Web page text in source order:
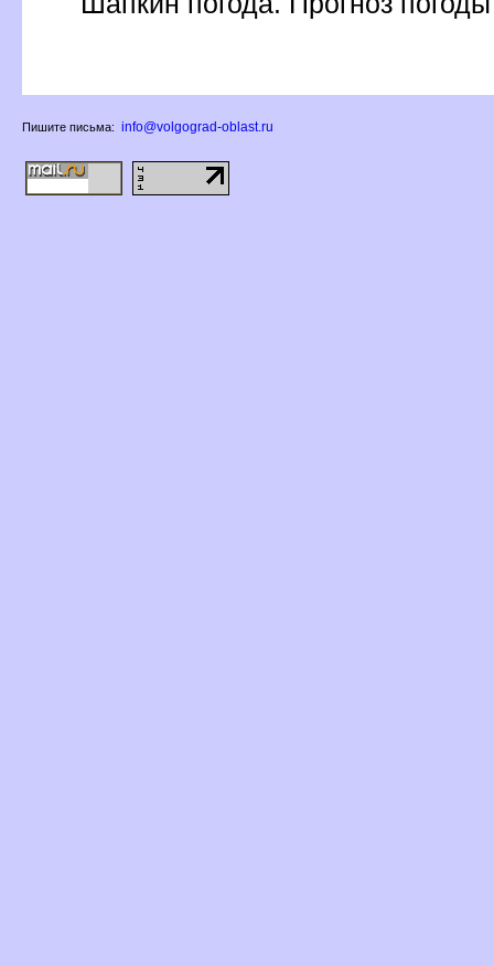
Пишите письма: info@volgograd-oblast.ru